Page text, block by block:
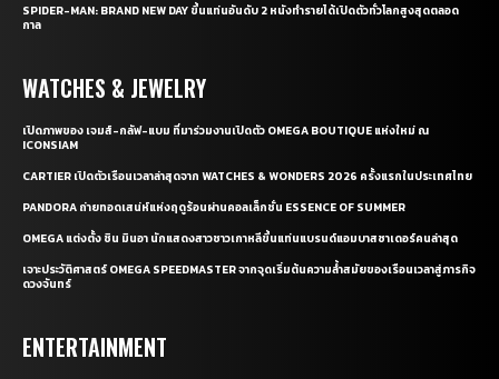
SPIDER-MAN: BRAND NEW DAY ขึ้นแท่นอันดับ 2 หนังทำรายได้เปิดตัวทั่วโลกสูงสุดตลอด
กาล
WATCHES & JEWELRY
เปิดภาพของ เจมส์-กลัฟ-แบม ที่มาร่วมงานเปิดตัว OMEGA BOUTIQUE แห่งใหม่ ณ
ICONSIAM
CARTIER เปิดตัวเรือนเวลาล่าสุดจาก WATCHES & WONDERS 2026 ครั้งแรกในประเทศไทย
PANDORA ถ่ายทอดเสน่ห์แห่งฤดูร้อนผ่านคอลเล็กชั่น ESSENCE OF SUMMER
OMEGA แต่งตั้ง ชิน มินอา นักแสดงสาวชาวเกาหลีขึ้นแท่นแบรนด์แอมบาสซาเดอร์คนล่าสุด
เจาะประวัติศาสตร์ OMEGA SPEEDMASTER จากจุดเริ่มต้นความล้ำสมัยของเรือนเวลาสู่ภารกิจ
ดวงจันทร์
ENTERTAINMENT